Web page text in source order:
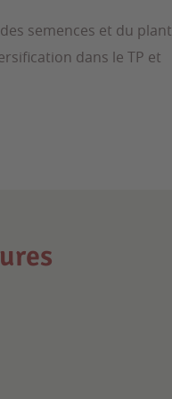
semences et du plant
dans le TP et